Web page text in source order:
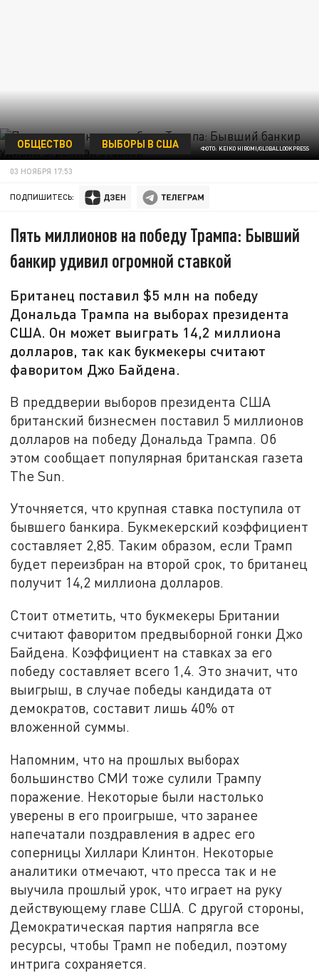
ФОТО: KEIKO HIROMI/GLOBALLOOKPRESS
ОБЩЕСТВО ВЫБОРЫ В США
03 НОЯБРЯ 17:53
ПОДПИШИТЕСЬ:
Пять миллионов на победу Трампа: Бывший
банкир удивил огромной ставкой
Британец поставил $5 млн на победу
Дональда Трампа на выборах президента
США. Он может выиграть 14,2 миллиона
долларов, так как букмекеры считают
фаворитом Джо Байдена.
В преддверии выборов президента США
британский бизнесмен поставил 5 миллионов
долларов на победу Дональда Трампа. Об
этом сообщает популярная британская газета
The Sun.
Уточняется, что крупная ставка поступила от
бывшего банкира. Букмекерский коэффициент
составляет 2,85. Таким образом, если Трамп
будет переизбран на второй срок, то британец
получит 14,2 миллиона долларов.
Стоит отметить, что букмекеры Британии
считают фаворитом предвыборной гонки Джо
Байдена. Коэффициент на ставках за его
победу составляет всего 1,4. Это значит, что
выигрыш, в случае победы кандидата от
демократов, составит лишь 40% от
вложенной суммы.
Напомним, что на прошлых выборах
большинство СМИ тоже сулили Трампу
поражение. Некоторые были настолько
уверены в его проигрыше, что заранее
напечатали поздравления в адрес его
соперницы Хиллари Клинтон. Некоторые
аналитики отмечают, что пресса так и не
выучила прошлый урок, что играет на руку
действующему главе США. С другой стороны,
Демократическая партия напрягла все
ресурсы, чтобы Трамп не победил, поэтому
интрига сохраняется.